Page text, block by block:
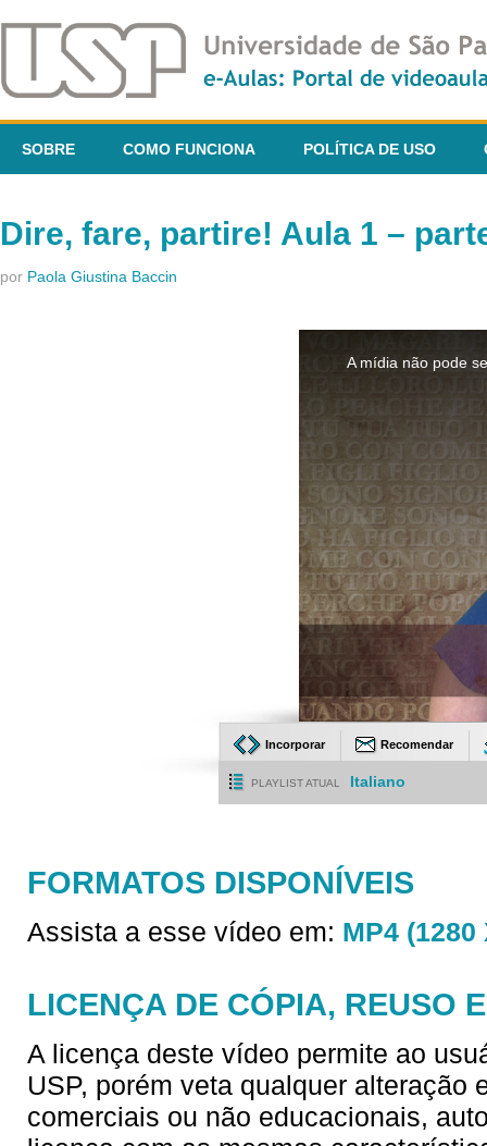
SOBRE COMO FUNCIONA POLÍTICA DE USO
Dire, fare, partire! Aula 1 –
por Paola Giustina Baccin
A mídia não pode
Incorporar Recomendar
PLAYLIST ATUAL Italiano
FORMATOS DISPONÍVEIS
Assista a esse vídeo em: MP4 (1280
LICENÇA DE CÓPIA, REUSO
A licença deste vídeo permite ao
USP, porém veta qualquer alteração
comerciais ou não educacionais,